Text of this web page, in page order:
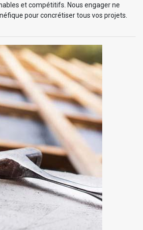
et compétitifs. Nous engager ne
pour concrétiser tous vos projets.